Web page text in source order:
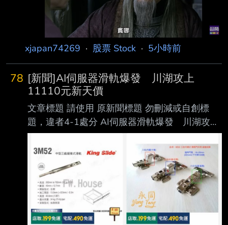
投信指出，雖然作業流程影響不大，但美股沒有
漲跌幅限制，夜間交易流動性不足，恐怕會 讓股
價波動更劇烈，而對習慣在台股收盤後，接續操
作美股的台灣投資人來說，彈性大增， 不用再熬
夜操盤了！ 心得/評論：
xjapan74269 · 股票 Stock · 5小時前
78 [新聞]AI伺服器滑軌爆發 川湖攻上
11110元新天價
文章標題 請使用 原新聞標題 勿刪減或自創標
題，違者4-1處分 AI伺服器滑軌爆發 川湖攻上
11110元新天價 南俊國際同步漲停 原文標
題： 請勿刪減或自創標題，違者4-1處分，此行
請刪除 AI伺服器滑軌爆發 川湖攻上11110元
新天價 南俊國際同步漲停 原文連結： 網址超
過一行，請用縮網址，連結不能點擊者板規 1-
2-2 處分。 https://tinyurl.com/3hn3enjh 發布時
間： 請勿張貼超過3天新聞 2026/08/07 記者署